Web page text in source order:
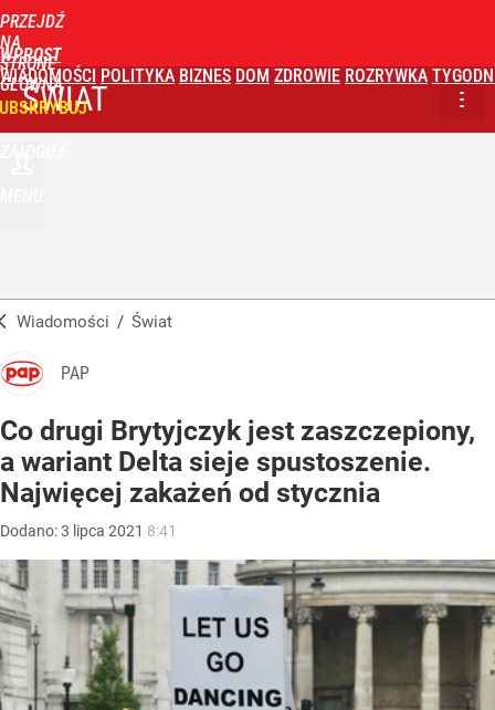
PRZEJDŹ
NA
STRONĘ
GŁÓWNĄ
WPROST
WIADOMOŚCI POLITYKA BIZNES DOM ZDROWIE ROZRYWKA
ŚWIAT
Wiadomości / Świat
PAP
Co drugi Brytyjczyk jest zaszczepiony,
a wariant Delta sieje spustoszenie.
Najwięcej zakażeń od stycznia
Dodano:3 lipca 2021 8:41